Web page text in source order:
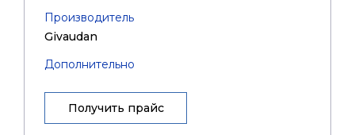
Производитель
Givaudan
Дополнительно
Получить прайс